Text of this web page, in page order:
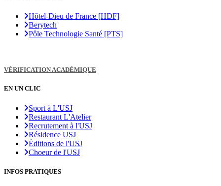
Hôtel-Dieu de France [HDF]
Berytech
Pôle Technologie Santé [PTS]
VÉRIFICATION ACADÉMIQUE
EN UN CLIC
Sport à L'USJ
Restaurant L'Atelier
Recrutement à l'USJ
Résidence USJ
Éditions de l'USJ
Choeur de l'USJ
INFOS PRATIQUES